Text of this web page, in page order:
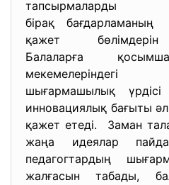
бірақ
қажет
Балаларға
шығармашылық
инновациялық бағыты
қажет етеді. Заман
жаңа идеялар
педагогтардың
жалғасын табады,